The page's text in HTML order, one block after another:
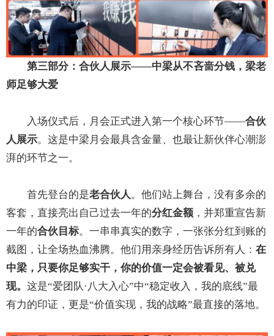
第三部分：合伙人展示——中梁从不吝啬分钱，梁老
师足够大爱
入场仪式后，月会正式进入第一个核心环节——合伙
人展示。这是中梁月会最具含金量、也最让新伙伴心潮澎
湃的环节之一。
首先登台的是老合伙人。他们站上舞台，没有多余的
客套，直接亮出自己过去一年的分红金额 ，并郑重宣告新
一年的合伙目标。一串串真实的数字，一张张分红到账的
截图，让全场热血沸腾。他们用亲身经历告诉所有人： 在
中梁，只要你足够实干，你的价值一定会被看见、被兑
现。 这是“爱团队·八大入心”中“稳定收入，我的底线”最
有力的印证，更是“价值实现，我的战略”最直接的落地。